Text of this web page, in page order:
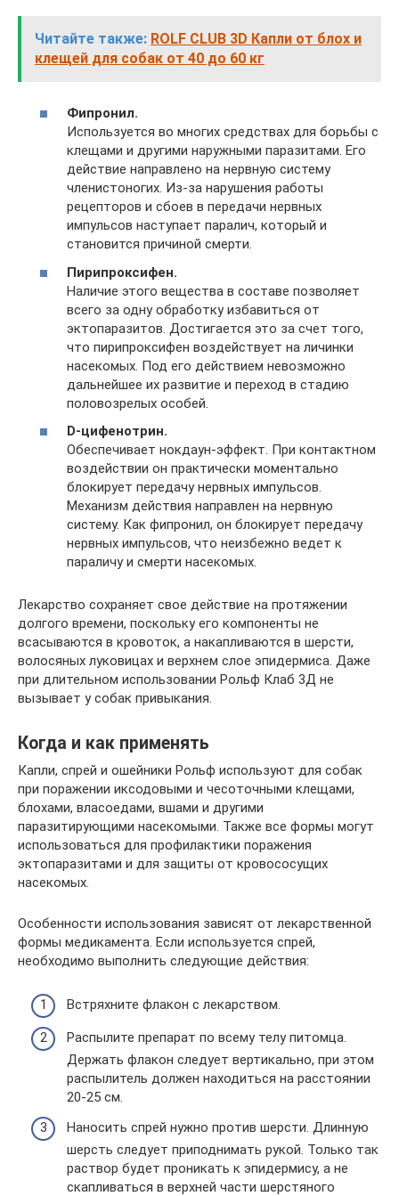
Читайте также: ROLF CLUB 3D Капли от блох и
клещей для собак от 40 до 60 кг
Фипронил.
Используется во многих средствах для борьбы с
клещами и другими наружными паразитами. Его
действие направлено на нервную систему
членистоногих. Из-за нарушения работы
рецепторов и сбоев в передачи нервных
импульсов наступает паралич, который и
становится причиной смерти.
Пирипроксифен.
Наличие этого вещества в составе позволяет
всего за одну обработку избавиться от
эктопаразитов. Достигается это за счет того,
что пирипроксифен воздействует на личинки
насекомых. Под его действием невозможно
дальнейшее их развитие и переход в стадию
половозрелых особей.
D-цифенотрин.
Обеспечивает нокдаун-эффект. При контактном
воздействии он практически моментально
блокирует передачу нервных импульсов.
Механизм действия направлен на нервную
систему. Как фипронил, он блокирует передачу
нервных импульсов, что неизбежно ведет к
параличу и смерти насекомых.
Лекарство сохраняет свое действие на протяжении
долгого времени, поскольку его компоненты не
всасываются в кровоток, а накапливаются в шерсти,
волосяных луковицах и верхнем слое эпидермиса. Даже
при длительном использовании Рольф Клаб 3Д не
вызывает у собак привыкания.
Когда и как применять
Капли, спрей и ошейники Рольф используют для собак
при поражении иксодовыми и чесоточными клещами,
блохами, власоедами, вшами и другими
паразитирующими насекомыми. Также все формы могут
использоваться для профилактики поражения
эктопаразитами и для защиты от кровососущих
насекомых.
Особенности использования зависят от лекарственной
формы медикамента. Если используется спрей,
необходимо выполнить следующие действия:
Встряхните флакон с лекарством.
Распылите препарат по всему телу питомца.
Держать флакон следует вертикально, при этом
распылитель должен находиться на расстоянии
20-25 см.
Наносить спрей нужно против шерсти. Длинную
шерсть следует приподнимать рукой. Только так
раствор будет проникать к эпидермису, а не
скапливаться в верхней части шерстяного